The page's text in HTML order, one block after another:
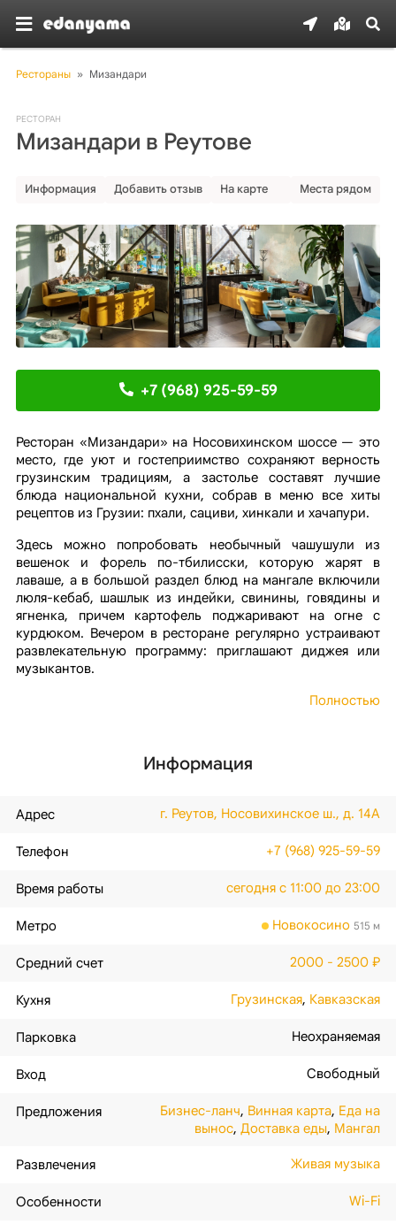
Рестораны » Мизандари
РЕСТОРАН
Мизандари в Реутове
Информация Добавить отзыв На карте Места рядом
+7 (968) 925-59-59
Ресторан «Мизандари» на Носовихинском шоссе — это
место, где уют и гостеприимство сохраняют верность
грузинским традициям, а застолье составят лучшие
блюда национальной кухни, собрав в меню все хиты
рецептов из Грузии: пхали, сациви, хинкали и хачапури.
Здесь можно попробовать необычный чашушули из
вешенок и форель по-тбилисски, которую жарят в
лаваше, а в большой раздел блюд на мангале включили
люля-кебаб, шашлык из индейки, свинины, говядины и
ягненка, причем картофель поджаривают на огне с
курдюком. Вечером в ресторане регулярно устраивают
развлекательную программу: приглашают диджея или
музыкантов.
Полностью
Информация
Адрес г. Реутов, Носовихинское ш., д. 14А
Телефон +7 (968) 925-59-59
Время работы сегодня с 11:00 до 23:00
Метро Новокосино 515 м
Средний счет 2000 - 2500 ₽
Кухня Грузинская, Кавказская
Парковка Неохраняемая
Вход Свободный
Предложения Бизнес-ланч, Винная карта, Еда на
вынос,Доставка еды, Мангал
Развлечения Живая музыка
Особенности Wi-Fi